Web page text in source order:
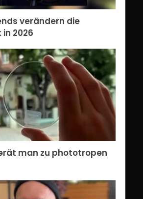
verändern die
2026
man zu phototropen